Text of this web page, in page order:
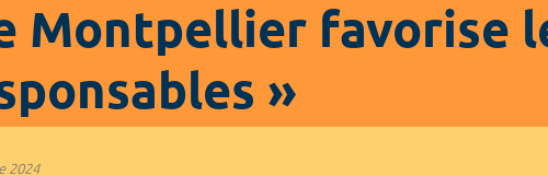
Montpellier favorise
»
2024